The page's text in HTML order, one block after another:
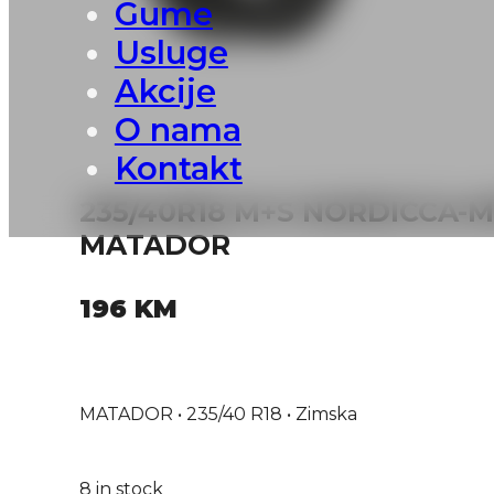
Gume
Usluge
Akcije
O nama
Kontakt
235/40R18 M+S NORDICCA-
MATADOR
196 KM
MATADOR • 235/40 R18 • Zimska
8 in stock